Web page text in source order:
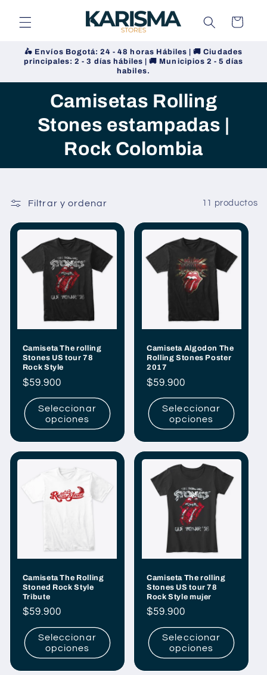
al contenido
Carrito
🛵 Envíos Bogotá: 24 - 48 horas Hábiles | 🚚 Ciudades
principales: 2 - 3 días hábiles | 🚚 Municipios 2 - 5 días
habiles.
Camisetas Rolling
Stones estampadas |
Rock Colombia
Filtrar y ordenar 11 productos
Camiseta The rolling
Stones US tour 78
Rock Style
Precio
habitual
$59.900
Seleccionar
opciones
Camiseta Algodon The
Rolling Stones Poster
2017
Precio
habitual
$59.900
Seleccionar
opciones
Camiseta The Rolling
Stoned Rock Style
Tribute
Precio
habitual
$59.900
Seleccionar
opciones
Camiseta The rolling
Stones US tour 78
Rock Style mujer
Precio
habitual
$59.900
Seleccionar
opciones